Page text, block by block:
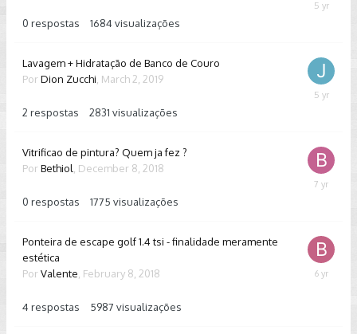
0 respostas 1684 visualizações
July
Lavagem + Hidratação de Banco de Couro
Por Dion Zucchi March 2, 2019
2 respostas 2831 visualizações
June
Vitrificao de pintura? Quem ja fez ?
Por Bethiol December 8, 2018
0 respostas 1775 visualizações
Ponteira de escape golf 1.4 tsi - finalidade meramente
estética
Por Valente February 8, 2018
4 respostas 5987 visualizações
March